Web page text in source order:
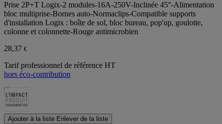
Prise 2P+T Logix-2 modules-16A-250V-Inclinée 45°-Alimentation
bloc multiprise-Bornes auto-Normaclips-Compatible supports
d'installation Logix : boîte de sol, bloc bureau, pop'up, goulotte,
colonne et colonnette-Rouge antimicrobien
28,37 €
Tarif professionnel de référence HT
hors éco-contribution
Ajouter à la liste Enlever de la liste